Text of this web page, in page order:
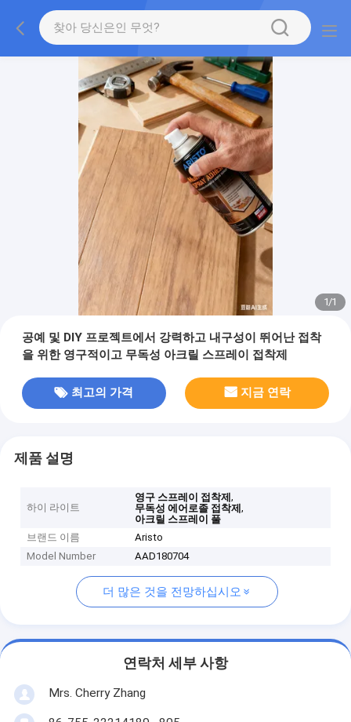
1/1
공예 및 DIY 프로젝트에서 강력하고 내구성이 뛰어난 접착
을 위한 영구적이고 무독성 아크릴 스프레이 접착제
최고의 가격 지금 연락
제품 설명
하이 라이트
영구 스프레이 접착제,
무독성 에어로졸 접착제,
아크릴 스프레이 풀
브랜드 이름
Aristo
Model Number
AAD180704
더 많은 것을 전망하십시오
연락처 세부 사항
Mrs. Cherry Zhang